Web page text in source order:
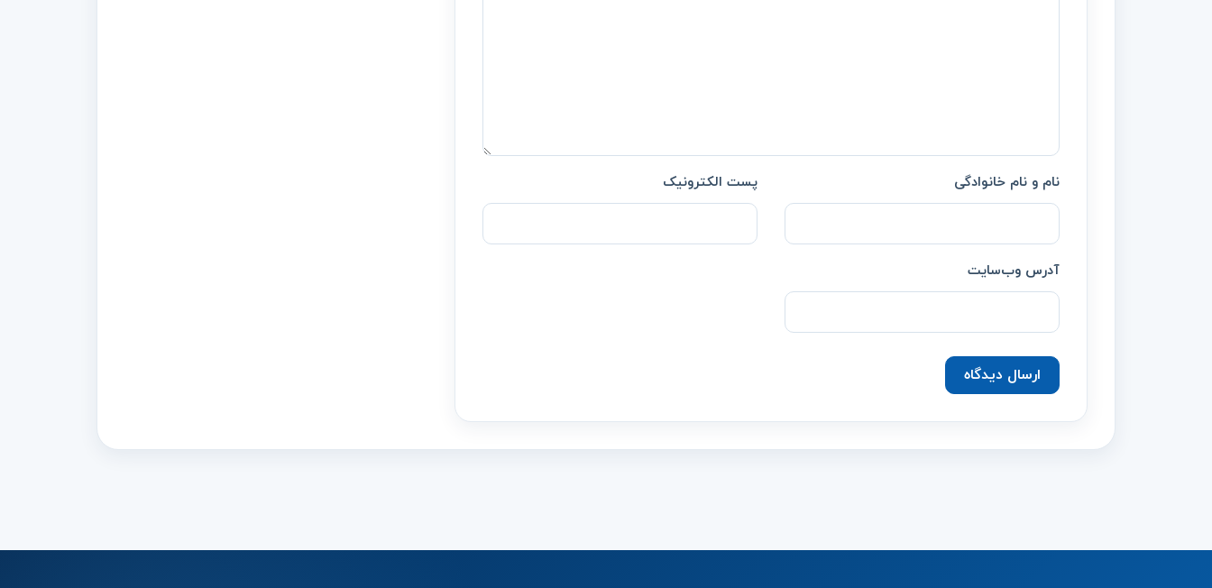
نام و نام خانوادگی پست الکترونیک
آدرس وب‌سایت
ارسال دیدگاه